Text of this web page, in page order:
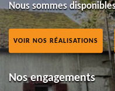
Nous sommes
VOIR NOS RÉALISATIONS
Nos engagements